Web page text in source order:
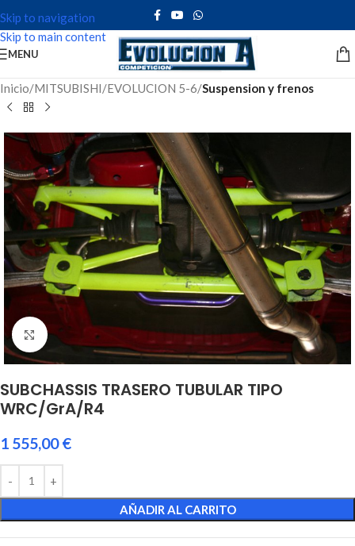
Skip to navigation
Skip to main content
MENU
Inicio MITSUBISHI EVOLUCION 5-6 Suspension y frenos
Click to enlarge
SUBCHASSIS TRASERO TUBULAR TIPO
WRC/GrA/R4
1 555,00€
AÑADIR AL CARRITO